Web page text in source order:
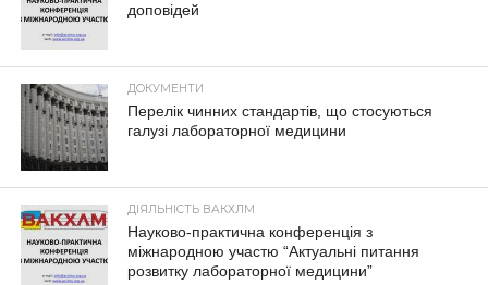
доповідей
ДОКУМЕНТИ
Перелік чинних стандартів, що стосуються
галузі лабораторної медицини
ДІЯЛЬНІСТЬ ВАКХЛМ
Науково-практична конференція з
міжнародною участю “Актуальні питання
розвитку лабораторної медицини”